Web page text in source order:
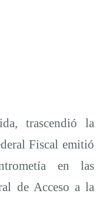
trascendió la
Fiscal emitió
en las
de Acceso a la